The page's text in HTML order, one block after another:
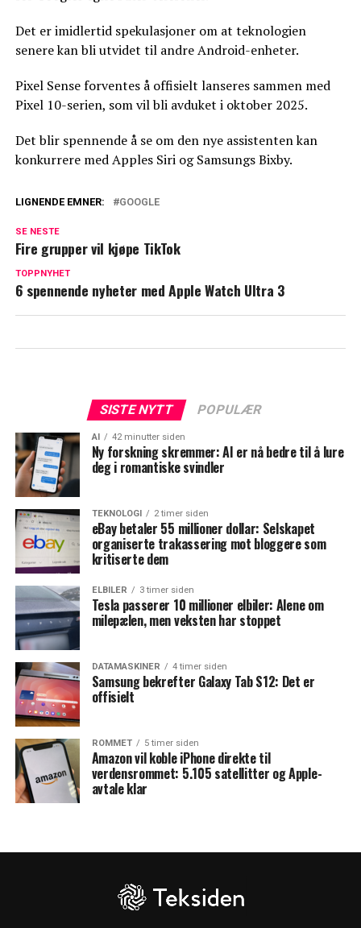
Det er imidlertid spekulasjoner om at teknologien
senere kan bli utvidet til andre Android-enheter.
Pixel Sense forventes å offisielt lanseres sammen med
Pixel 10-serien, som vil bli avduket i oktober 2025.
Det blir spennende å se om den nye assistenten kan
konkurrere med Apples Siri og Samsungs Bixby.
LIGNENDE EMNER: GOOGLE
SE NESTE
Fire grupper vil kjøpe TikTok
TOPPNYHET
6 spennende nyheter med Apple Watch Ultra 3
SISTE NYTT POPULÆR
AI 42 minutter siden
Ny forskning skremmer: AI er nå bedre til å lure
deg i romantiske svindler
TEKNOLOGI 2 timer siden
eBay betaler 55 millioner dollar: Selskapet
organiserte trakassering mot bloggere som
kritiserte dem
ELBILER 3 timer siden
Tesla passerer 10 millioner elbiler: Alene om
milepælen, men veksten har stoppet
DATAMASKINER 4 timer siden
Samsung bekrefter Galaxy Tab S12: Det er
offisielt
ROMMET 5 timer siden
Amazon vil koble iPhone direkte til
verdensrommet: 5.105 satellitter og Apple-
avtale klar